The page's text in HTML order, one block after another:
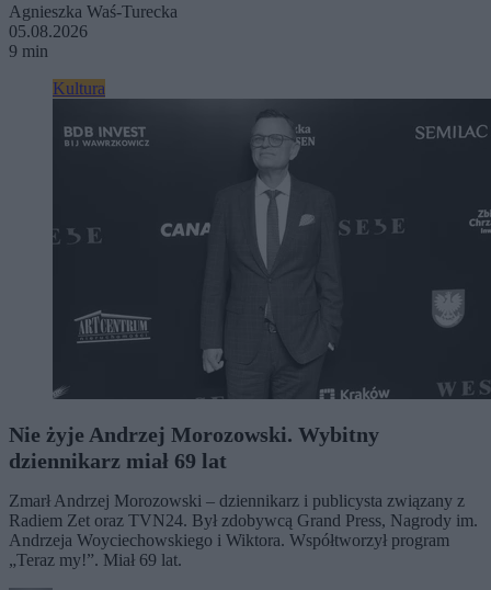
Agnieszka Waś-Turecka
05.08.2026
9 min
Kultura
Nie żyje Andrzej Morozowski. Wybitny
dziennikarz miał 69 lat
Zmarł Andrzej Morozowski – dziennikarz i publicysta związany z
Radiem Zet oraz TVN24. Był zdobywcą Grand Press, Nagrody im.
Andrzeja Woyciechowskiego i Wiktora. Współtworzył program
„Teraz my!”. Miał 69 lat.